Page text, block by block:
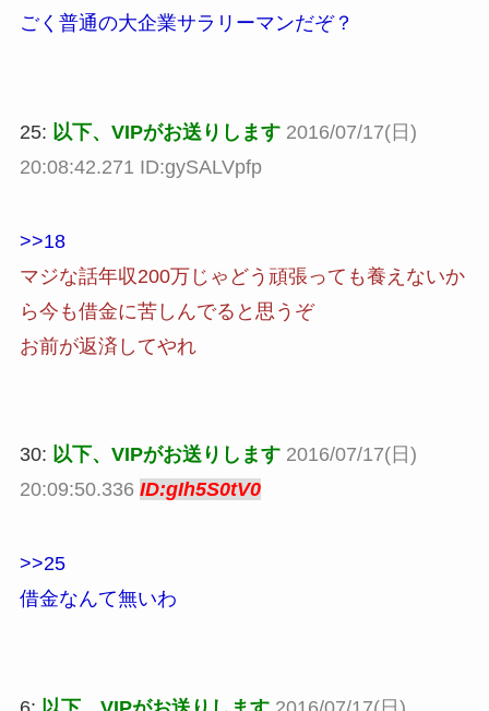
ごく普通の大企業サラリーマンだぞ？
25: 以下、VIPがお送りします 2016/07/17(日)
20:08:42.271 ID:gySALVpfp
>>18
マジな話年収200万じゃどう頑張っても養えないか
ら今も借金に苦しんでると思うぞ
お前が返済してやれ
30: 以下、VIPがお送りします 2016/07/17(日)
20:09:50.336 ID:gIh5S0tV0
>>25
借金なんて無いわ